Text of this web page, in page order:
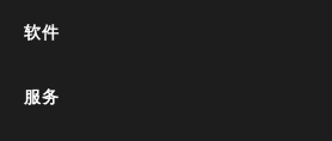
软件
服务